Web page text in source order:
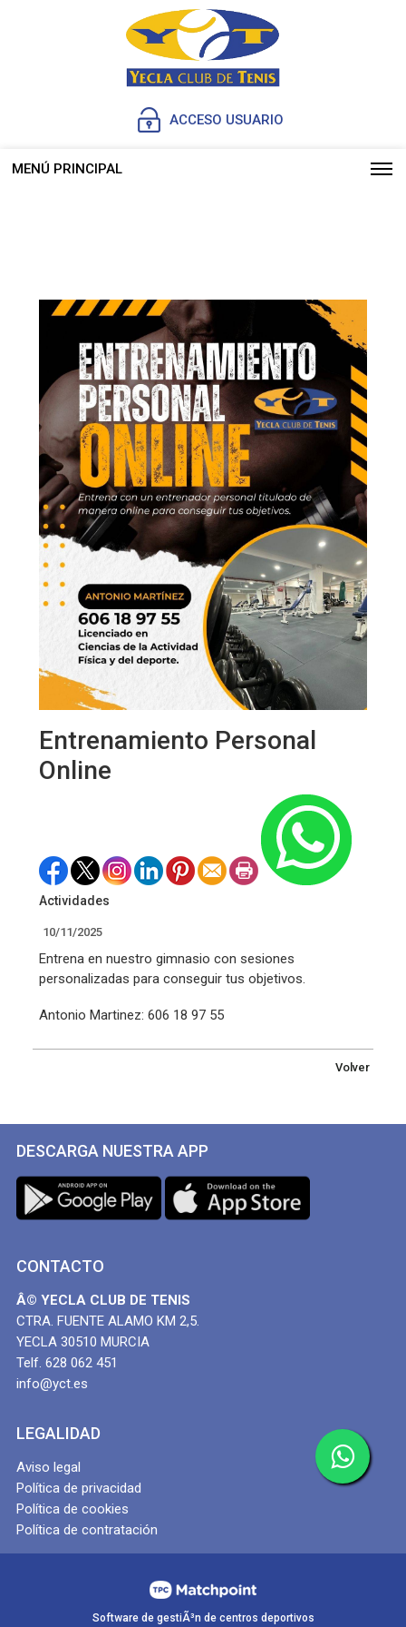
ACCESO USUARIO
MENÚ PRINCIPAL
Entrenamiento Personal
Online
Actividades
10/11/2025
Entrena en nuestro gimnasio con sesiones
personalizadas para conseguir tus objetivos.
Antonio Martinez: 606 18 97 55
Volver
DESCARGA NUESTRA APP
CONTACTO
Â© YECLA CLUB DE TENIS
CTRA. FUENTE ALAMO KM 2,5.
YECLA 30510 MURCIA
Telf. 628 062 451
info@yct.es
LEGALIDAD
Aviso legal
Política de privacidad
Política de cookies
Política de contratación
Software de gestiÃ³n de centros deportivos